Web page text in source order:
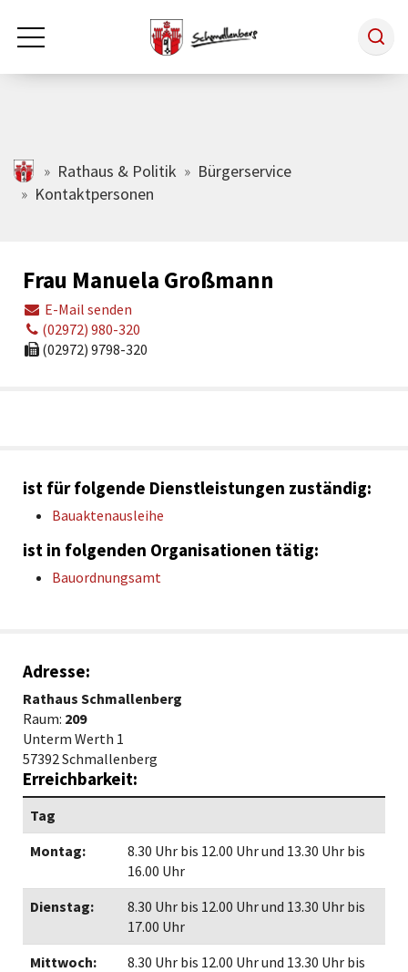
Zum Hauptinhalt springen
Rathaus & Politik
Tourismus
Freizeit & Kultur
schmallenberg.de
Rathaus & Politik
Bürgerservice
Kontaktpersonen
Frau Manuela Großmann
E-Mail senden
(02972) 980-320
(02972) 9798-320
ist für folgende Dienstleistungen zuständig:
Bauaktenausleihe
ist in folgenden Organisationen tätig:
Bauordnungsamt
Adresse:
Rathaus Schmallenberg
Raum: 209
Unterm Werth 1
57392 Schmallenberg
Erreichbarkeit:
Tag
Montag:
8.30 Uhr bis 12.00 Uhr und 13.30 Uhr bis
16.00 Uhr
Dienstag:
8.30 Uhr bis 12.00 Uhr und 13.30 Uhr bis
17.00 Uhr
Mittwoch:
8.30 Uhr bis 12.00 Uhr und 13.30 Uhr bis